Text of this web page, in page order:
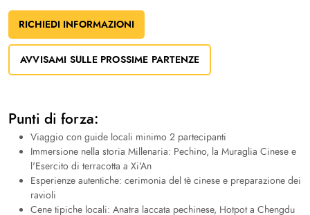
RICHIEDI INFORMAZIONI
AVVISAMI SULLE PROSSIME PARTENZE
Punti di forza:
Viaggio con guide locali minimo 2 partecipanti
Immersione nella storia Millenaria: Pechino, la Muraglia Cinese e
l'Esercito di terracotta a Xi'An
Esperienze autentiche: cerimonia del tè cinese e preparazione dei
ravioli
Cene tipiche locali: Anatra laccata pechinese, Hotpot a Chengdu